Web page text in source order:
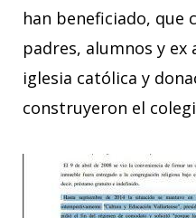
han beneficiado, que
padres, alumnos y ex
iglesia católica y
construyeron el